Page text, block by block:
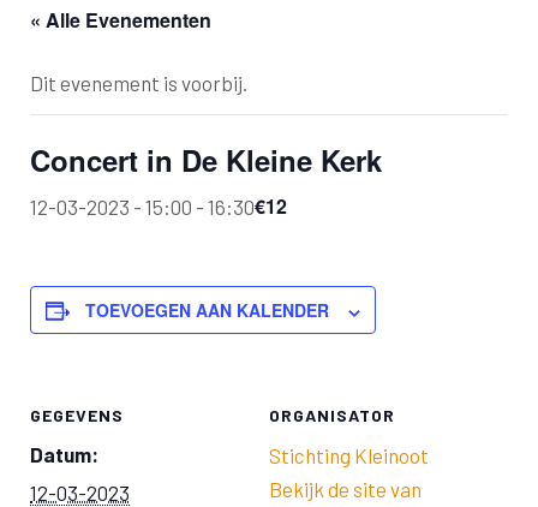
« Alle Evenementen
Dit evenement is voorbij.
Concert in De Kleine Kerk
12-03-2023 - 15:00 - 16:30€12
TOEVOEGEN AAN KALENDER
GEGEVENS
Datum:
12-03-2023
ORGANISATOR
Stichting Kleinoot
Bekijk de site van